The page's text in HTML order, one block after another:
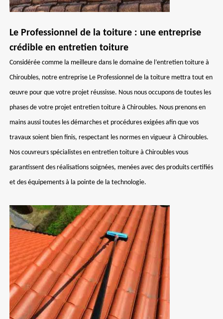
Le Professionnel de la toiture : une entreprise
crédible en entretien toiture
Considérée comme la meilleure dans le domaine de l’entretien toiture à
Chiroubles, notre entreprise Le Professionnel de la toiture mettra tout en
œuvre pour que votre projet réussisse. Nous nous occupons de toutes les
phases de votre projet entretien toiture à Chiroubles. Nous prenons en
mains aussi toutes les démarches et procédures exigées afin que vos
travaux soient bien finis, respectant les normes en vigueur à Chiroubles.
Nos couvreurs spécialistes en entretien toiture à Chiroubles vous
garantissent des réalisations soignées, menées avec des produits certifiés
et des équipements à la pointe de la technologie.